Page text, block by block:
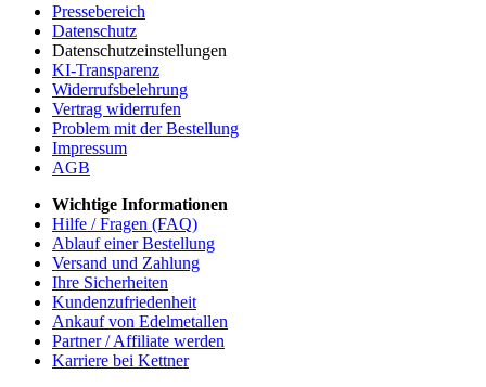
Pressebereich
Datenschutz
Datenschutzeinstellungen
KI-Transparenz
Widerrufsbelehrung
Vertrag widerrufen
Problem mit der Bestellung
Impressum
AGB
Wichtige Informationen
Hilfe / Fragen (FAQ)
Ablauf einer Bestellung
Versand und Zahlung
Ihre Sicherheiten
Kundenzufriedenheit
Ankauf von Edelmetallen
Partner / Affiliate werden
Karriere bei Kettner